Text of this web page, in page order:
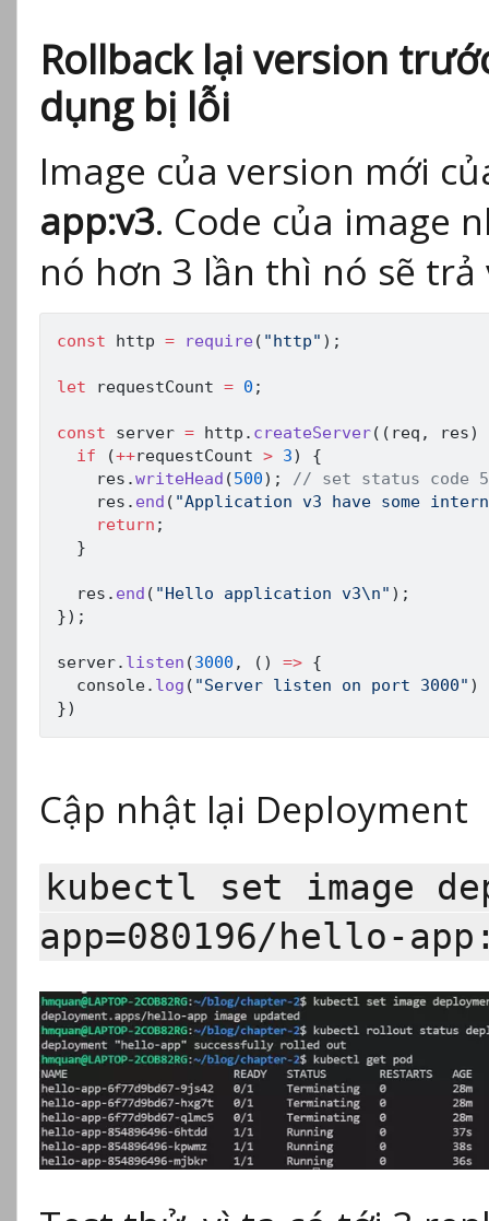
Rollback lại version
dụng bị lỗi
Image của version mới
app:v3. Code của image
nó hơn 3 lần thì nó sẽ trả
const http = require( "http" ) ;
let requestCount = 0 ;
const server = http . createServer( ( req , res)
if
(++requestCount > 3)
{
    res
.writeHead (500) ;
// set status code
    res
. end ( "Application v3 have some
return ;
}
  res
. end ( "Hello application v3\n" ) ;
}) ;
server. listen (3000 , ( ) => {
  console
. log ( "Server listen on port 3000" )
})
Cập nhật lại Deployment
kubectl set image
app=080196/hello-